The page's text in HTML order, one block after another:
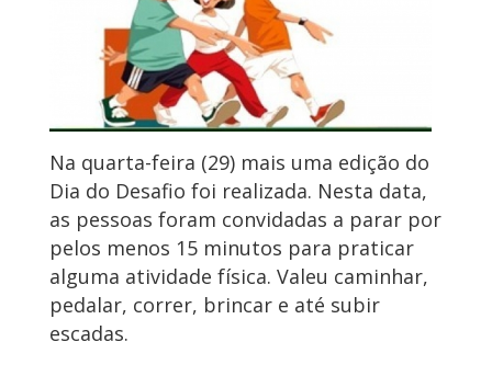
Na quarta-feira (29) mais uma edição do
Dia do Desafio foi realizada. Nesta data,
as pessoas foram convidadas a parar por
pelos menos 15 minutos para praticar
alguma atividade física. Valeu caminhar,
pedalar, correr, brincar e até subir
escadas.